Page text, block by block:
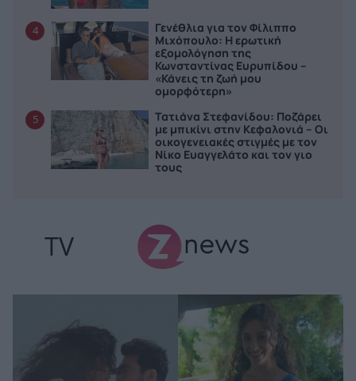
4
Γενέθλια για τον Φίλιππο
Μιχόπουλο: Η ερωτική
εξομολόγηση της
Κωνσταντίνας Ευρυπίδου –
«Κάνεις τη ζωή μου
ομορφότερη»
5
Τατιάνα Στεφανίδου: Ποζάρει
με μπικίνι στην Κεφαλονιά – Οι
οικογενειακές στιγμές με τον
Νίκο Ευαγγελάτο και τον γιο
τους
TV